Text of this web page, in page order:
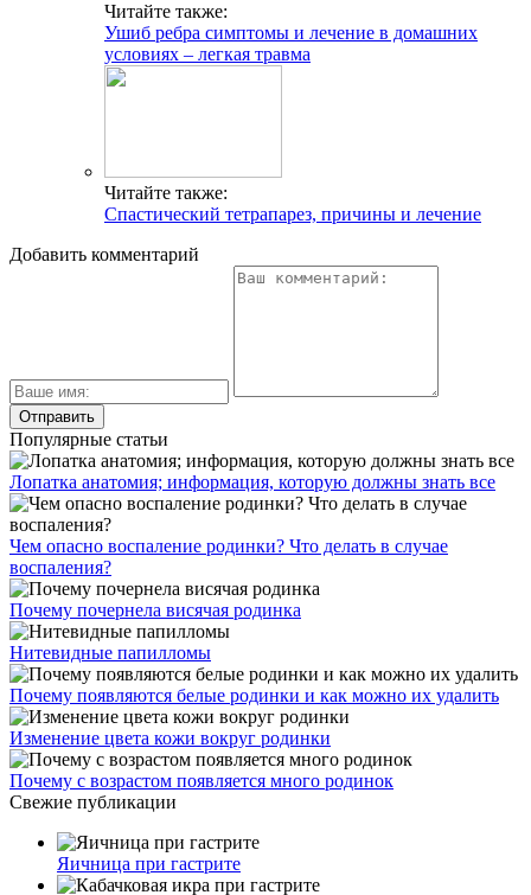
Читайте также:
Ушиб ребра симптомы и лечение в домашних
условиях – легкая травма
Читайте также:
Спастический тетрапарез, причины и лечение
Добавить комментарий
Популярные статьи
Лопатка анатомия; информация, которую должны знать все
Чем опасно воспаление родинки? Что делать в случае
воспаления?
Почему почернела висячая родинка
Нитевидные папилломы
Почему появляются белые родинки и как можно их удалить
Изменение цвета кожи вокруг родинки
Почему с возрастом появляется много родинок
Свежие публикации
Яичница при гастрите